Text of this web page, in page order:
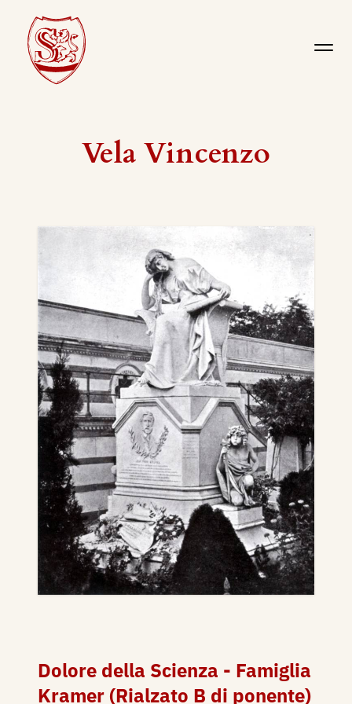
Vela Vincenzo
Dolore della Scienza - Famiglia
Kramer (Rialzato B di ponente)